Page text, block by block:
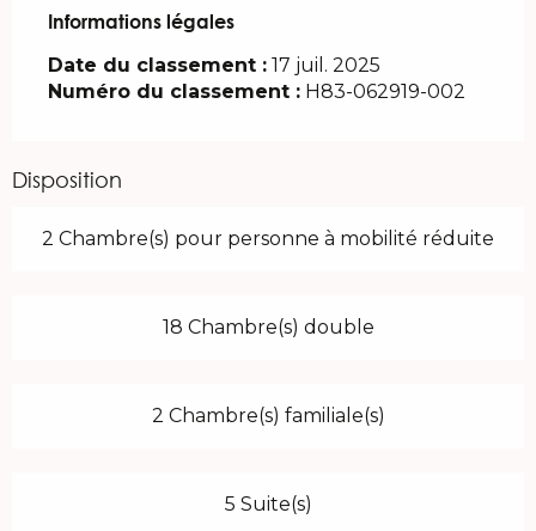
Informations légales
Informations légales
Date du classement : 17 juil. 2025
Numéro du classement : H83-062919-002
Disposition
2 Chambre(s) pour personne à mobilité réduite
18 Chambre(s) double
2 Chambre(s) familiale(s)
5 Suite(s)